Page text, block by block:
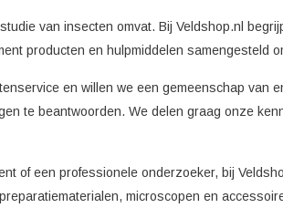
van insecten omvat. Bij Veldshop.nl
producten en hulpmiddelen samengesteld
en willen we een gemeenschap
te beantwoorden. We delen graag onze
of een professionele onderzoeker, bij
microscopen en